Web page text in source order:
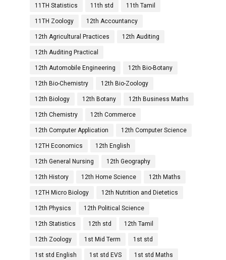
11TH Statistics 11th std 11th Tamil
11TH Zoology 12th Accountancy
12th Agricultural Practices 12th Auditing
12th Auditing Practical
12th Automobile Engineering 12th Bio-Botany
12th Bio-Chemistry 12th Bio-Zoology
12th Biology 12th Botany 12th Business Maths
12th Chemistry 12th Commerce
12th Computer Application 12th Computer Science
12TH Economics 12th English
12th General Nursing 12th Geography
12th History 12th Home Science 12th Maths
12TH Micro Biology 12th Nutrition and Dietetics
12th Physics 12th Political Science
12th Statistics 12th std 12th Tamil
12th Zoology 1st Mid Term 1st std
1st std English 1st std EVS 1st std Maths